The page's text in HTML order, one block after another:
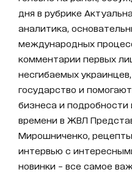
дня в рубрике
аналитика,
международных
комментарии первых
несгибаемых
государство и
бизнеса и подробности
времени в ЖВЛ
Мирошниченко, рецепты в
интервью с
новинки – все самое